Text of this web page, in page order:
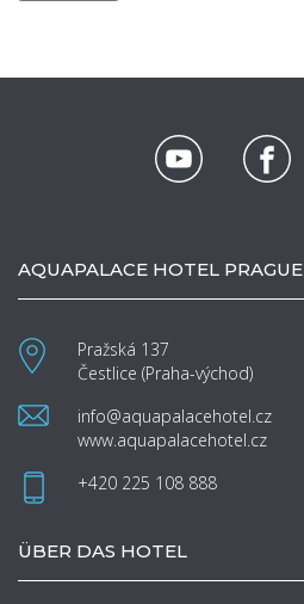
AQUAPALACE HOTEL PRAGUE
Pražská 137
Čestlice (Praha-východ)
info@aquapalacehotel.cz
www.aquapalacehotel.cz
+420 225 108 888
ÜBER DAS HOTEL